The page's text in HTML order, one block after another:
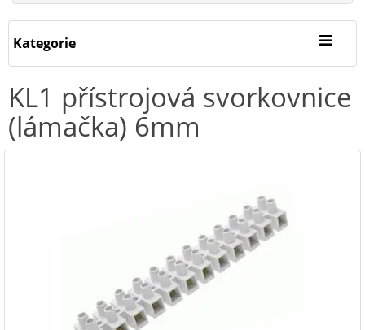
Kategorie
KL1 přístrojová svorkovnice
(lámačka) 6mm